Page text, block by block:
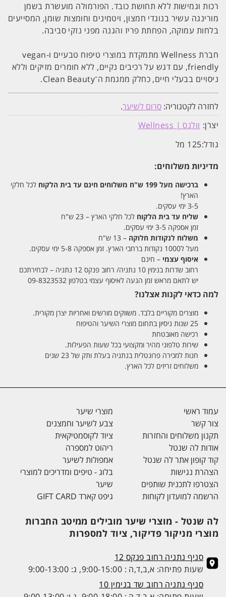
רכות וגמישות ללא תחושת כובד. הפורמולה מועשרת בשמן
מורינגה עשיר בנוגדי חמצון, ויטמינים וחומצות שומן, המסייעים
בלחות עמוקה, הפחתת פריז והגנה מפני נזקי סביבה.
חברת Wellness מתמקדת במוצרי טיפוח טבעיים ו-vegan
friendly, עם דגש על רכיבים נקיים, ללא חומרים מזיקים וללא
ניסויים בבעלי חיים, כחלק ממגמת ה־Clean Beauty.
לחזרה לקטגוריה: סרום לשיער.
יצרן: וולנס | Wellness
גודל:125 מל
מדיניות משלוחים:
ברכישה מעל 199 ש"ח משלוחים חינם עד בית הלקוח לכל חלקי
הארץ!
3-5 ימי עסקים.
שליח עד בית הלקוח לכל חלקי הארץ – 23 ש"ח
זמן אספקה 3-5 ימי עסקים.
משלוח לנקודות חלוקה – 13 ש"ח
מעל ל1000 נקודות ברחבי הארץ. זמן אספקה 5-8 ימי עסקים.
איסוף עצמי – חינם
רחוב שדרות בנימין 10 נתניה/ רחוב פנקס 12 נתניה – לבחירתכם
יש לתאם מראש זמן הגעה לאיסוף עצמי בטלפון 09-8323532
למה כדאי לקנות אצלנו?
מוצרים מקוריים בלבד. משווקים מורשים ואחריות יצרן מקורית.
25 שנות ניסיון בתחום מוצרי השיער והטיפוח
רכישה מאובטחת
שירות טלפוני מהיר ומקצועי בכל שעות הפעילות.
חנות למכירה פרונטלית בנתניה בעלת ותק של 23 שנים
משלוחים זריזים לכל הארץ.
עמוד ראשי
צור קשר
תקנון משלוחים והחזרות
אודות לה שנטל
קוד קופון אתר לה שנטל
הצהרת נגישות
הצטרפו לתכנית שותפים
הרשמה למועדון לקוחות
מוצרי שיער
צבע לשיער וחמצנים
ציוד לקוסמטיקאית
ריהוט למספרה
אמפולות לשיער
בלוג - טיפים ומדריכים למוצרי
שיער
גיפט קארד GIFT CARD
לה שנטל - מוצרי שיער מובילים ממיטב החברות
מוצרי מניקור פדיקור, ציוד למספרות
סניף נתניה רחוב פנקס 12
שעות פתיחה: א,ב,ד,ה : 9:00-15:00, ג: 9:00-13:00
סניף נתניה רחוב שד בנימין 10